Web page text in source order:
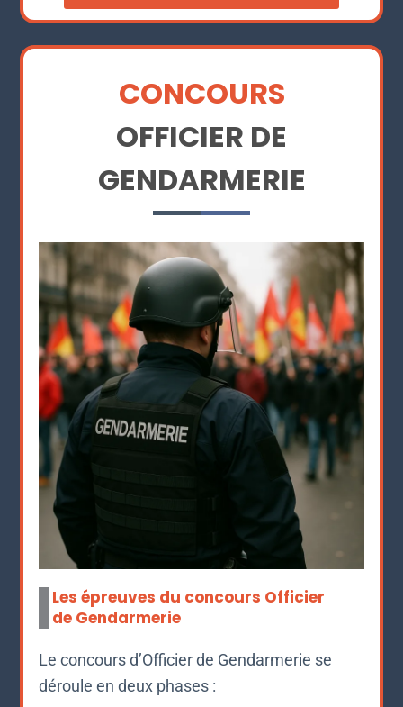
CONCOURS
OFFICIER DE
GENDARMERIE
Les épreuves du concours Officier
de Gendarmerie
Le concours d’Officier de Gendarmerie se
déroule en deux phases :